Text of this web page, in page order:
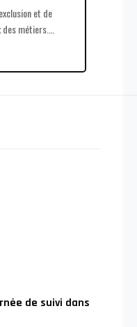
et de
métiers.
de suivi dans